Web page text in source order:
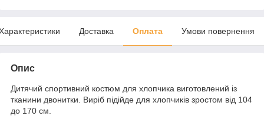
Доставка Оплата Умови повернення
Опис
Дитячий спортивний костюм для хлопчика виготовлений із
тканини двонитки. Виріб підійде для хлопчиків зростом від 104
до 170 см.